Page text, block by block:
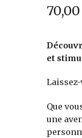
70,00
et
Que
une